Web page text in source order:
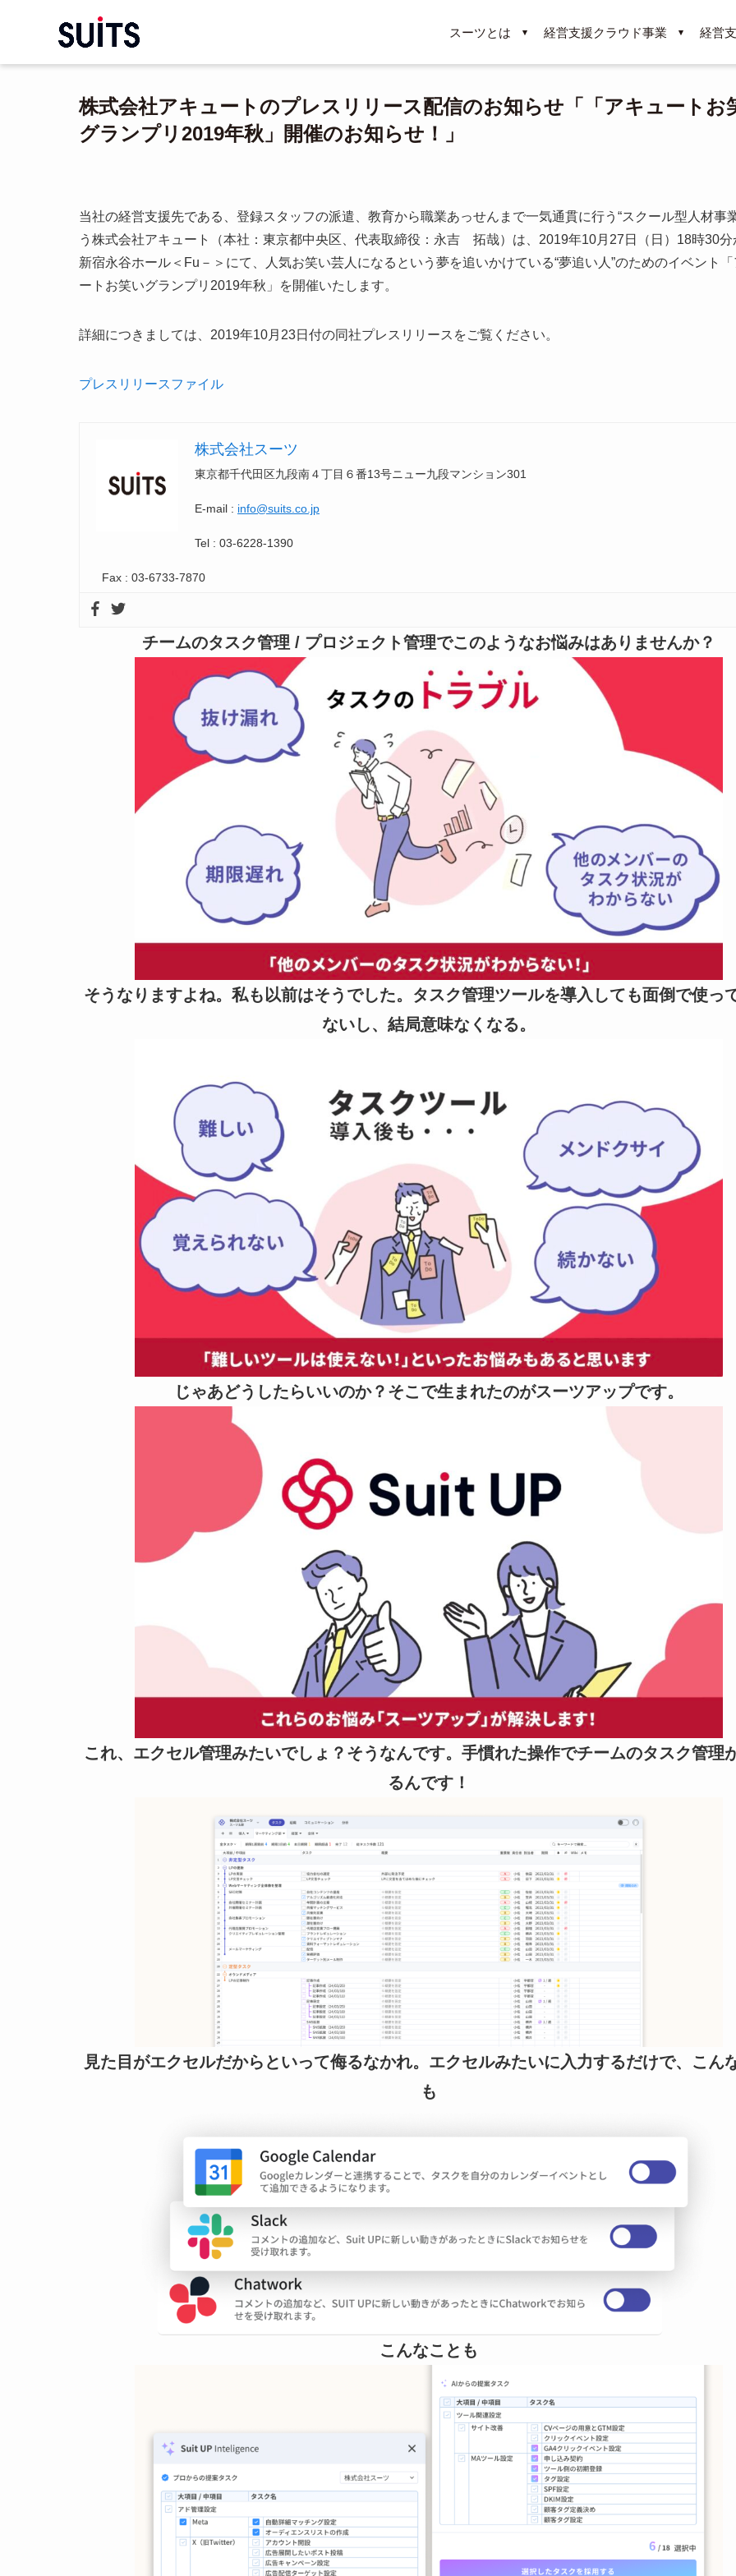
スーツとは 経営支援クラウド事業 経営
株式会社アキュートのプレスリリース配信のお知らせ「「アキュートお
グランプリ2019年秋」開催のお知らせ！」
当社の経営支援先である、登録スタッフの派遣、教育から職業あっせんまで一気通貫に行う“スクール型人材事
う株式会社アキュート（本社：東京都中央区、代表取締役：永吉 拓哉）は、2019年10月27日（日）18時30分
新宿永谷ホール＜Fu－＞にて、人気お笑い芸人になるという夢を追いかけている“夢追い人”のためのイベント
ートお笑いグランプリ2019年秋」を開催いたします。
詳細につきましては、2019年10月23日付の同社プレスリリースをご覧ください。
プレスリリースファイル
株式会社スーツ
東京都千代田区九段南４丁目６番13号ニュー九段マンション301
E-mail : info@suits.co.jp
Tel : 03-6228-1390
Fax : 03-6733-7870
チームのタスク管理 / プロジェクト管理でこのようなお悩みはありませんか？
そうなりますよね。私も以前はそうでした。タスク管理ツールを導入しても面倒で使っ
ないし、結局意味なくなる。
じゃあどうしたらいいのか？そこで生まれたのがスーツアップです。
これ、エクセル管理みたいでしょ？そうなんです。手慣れた操作でチームのタスク管理
るんです！
見た目がエクセルだからといって侮るなかれ。エクセルみたいに入力するだけで、こん
も
こんなことも